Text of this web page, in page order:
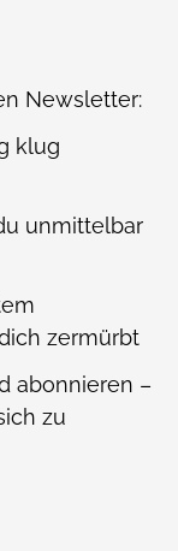
Newsletter:
klug
unmittelbar
zermürbt
abonnieren –
zu